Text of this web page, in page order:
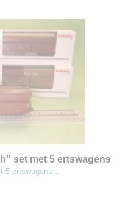
set met 5 ertswagens
5 ertswagens…